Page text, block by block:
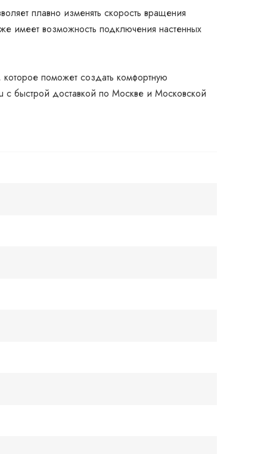
плавно изменять скорость вращения
имеет возможность подключения настенных
поможет создать комфортную
быстрой доставкой по Москве и Московской